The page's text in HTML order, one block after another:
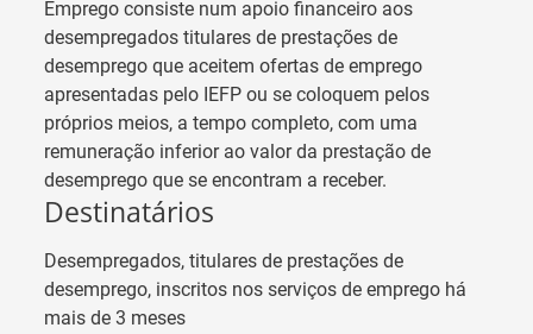
Emprego consiste num apoio financeiro aos
desempregados titulares de prestações de
desemprego que aceitem ofertas de emprego
apresentadas pelo IEFP ou se coloquem pelos
próprios meios, a tempo completo, com uma
remuneração inferior ao valor da prestação de
desemprego que se encontram a receber.
Destinatários
Desempregados, titulares de prestações de
desemprego, inscritos nos serviços de emprego há
mais de 3 meses